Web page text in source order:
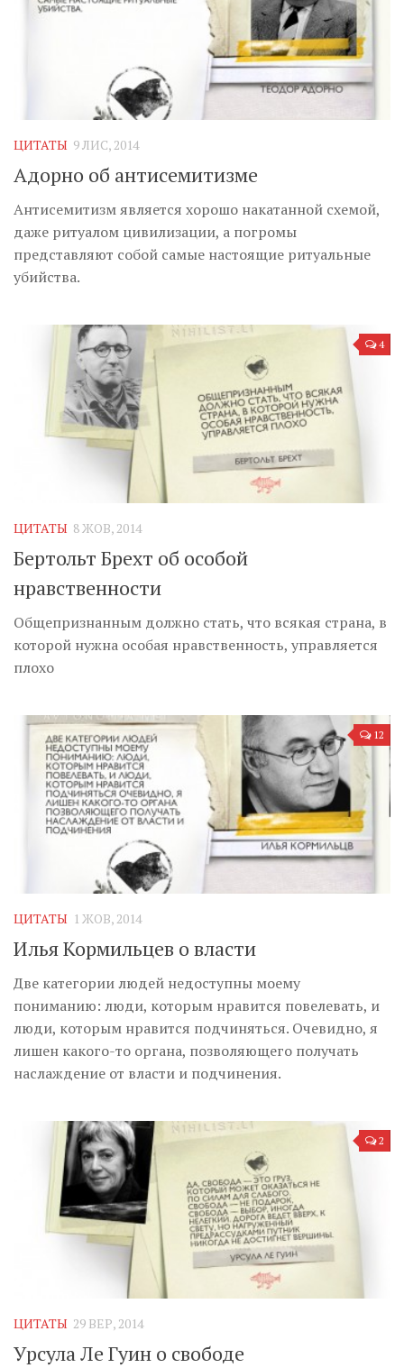
ЦИТАТЫ 9 ЛИС, 2014
Адорно об антисемитизме
Антисемитизм является хорошо накатанной схемой,
даже ритуалом цивилизации, а погромы
представляют собой самые настоящие ритуальные
убийства.
4
ЦИТАТЫ 8 ЖОВ, 2014
Бертольт Брехт об особой
нравственности
Общепризнанным должно стать, что всякая страна, в
которой нужна особая нравственность, управляется
плохо
12
ЦИТАТЫ 1 ЖОВ, 2014
Илья Кормильцев о власти
Две категории людей недоступны моему
пониманию: люди, которым нравится повелевать, и
люди, которым нравится подчиняться. Очевидно, я
лишен какого-то органа, позволяющего получать
наслаждение от власти и подчинения.
2
ЦИТАТЫ 29 ВЕР, 2014
Урсула Ле Гуин о свободе